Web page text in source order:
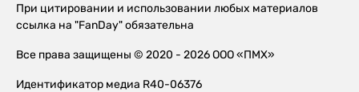
При цитировании и использовании любых материалов
ссылка на "FanDay" обязательна
Все права защищены © 2020 - 2026 ООО «ПМХ»
Идентификатор медиа R40-06376